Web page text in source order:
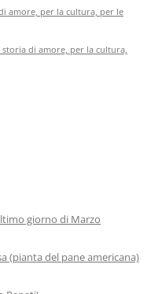
amore, per la cultura, per le
storia di amore, per la cultura,
giorno di Marzo
(pianta del pane americana)